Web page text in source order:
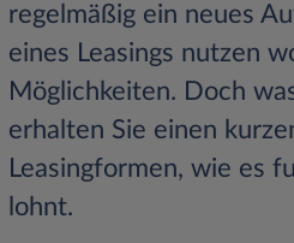
regelmäßig ein neues
eines Leasings nutzen
Möglichkeiten. Doch
erhalten Sie einen
Leasingformen, wie es
lohnt.